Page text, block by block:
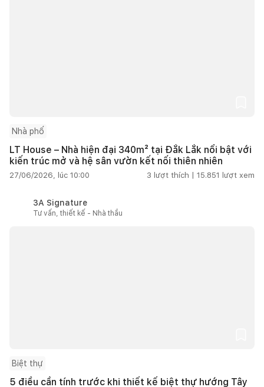
Nhà phố
LT House – Nhà hiện đại 340m² tại Đắk Lắk nổi bật với
kiến trúc mở và hệ sân vườn kết nối thiên nhiên
27/06/2026, lúc 10:00 3 lượt thích | 15.851 lượt xem
3A Signature
Tư vấn, thiết kế - Nhà thầu
Biệt thự
5 điều cần tính trước khi thiết kế biệt thự hướng Tây